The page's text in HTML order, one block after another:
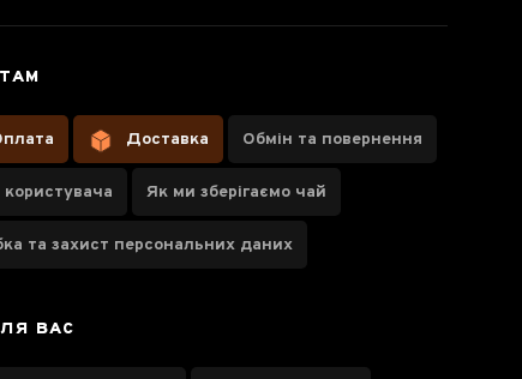
Міні Точа
Доставка Обмін та повернення
користувача Як ми зберігаємо чай
та захист персональних даних
ВАС